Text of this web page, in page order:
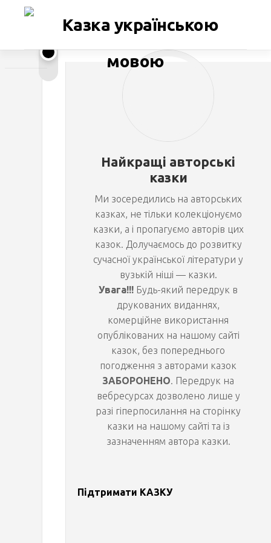
Перейти
м
л
і
я
т
а
р
о
ж
е
в
Найкращі авторські
казки
Ми зосередились на авторських
казках, не тільки колекціонуємо
казки, а і пропагуємо авторів цих
казок. Долучаємось до розвитку
сучасної української літератури у
вузькій ніші — казки.
Увага!!! Будь-який передрук в
друкованих виданнях,
комерційне використання
опублікованих на нашому сайті
казок, без попереднього
погодження з авторами казок
ЗАБОРОНЕНО. Передрук на
вебресурсах дозволено лише у
разі гіперпосилання на сторінку
казки на нашому сайті та із
зазначенням автора казки.
Підтримати КАЗКУ